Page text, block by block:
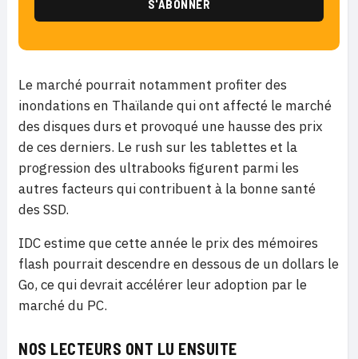
Le marché pourrait notamment profiter des
inondations en Thaïlande qui ont affecté le marché
des disques durs et provoqué une hausse des prix
de ces derniers. Le rush sur les tablettes et la
progression des ultrabooks figurent parmi les
autres facteurs qui contribuent à la bonne santé
des SSD.
IDC estime que cette année le prix des mémoires
flash pourrait descendre en dessous de un dollars le
Go, ce qui devrait accélérer leur adoption par le
marché du PC.
NOS LECTEURS ONT LU ENSUITE